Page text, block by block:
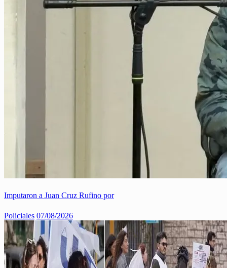
Imputaron a Juan Cruz Rufino por
Policiales 07/08/2026